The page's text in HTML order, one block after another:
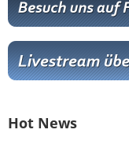
Hot News